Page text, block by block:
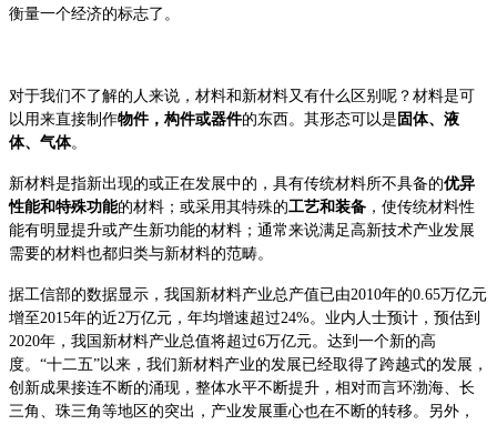
衡量一个经济的标志了。
对于我们不了解的人来说，材料和新材料又有什么区别呢？材料是可
以用来直接制作物件，构件或器件的东西。其形态可以是 固体、液
体、气体。
新材料是指新出现的或正在发展中的，具有传统材料所不具备的优异
性能和特殊功能的材料；或采用其特殊的工艺和装备 ，使传统材料性
能有明显提升或产生新功能的材料；通常来说满足高新技术产业发展
需要的材料也都归类与新材料的范畴。
据工信部的数据显示，我国新材料产业总产值已由2010年的0.65万亿元
增至2015年的近2万亿元，年均增速超过24%。业内人士预计，预估到
2020年，我国新材料产业总值将超过6万亿元。达到一个新的高
度。“十二五”以来，我们新材料产业的发展已经取得了跨越式的发展，
创新成果接连不断的涌现，整体水平不断提升，相对而言环渤海、长
三角、珠三角等地区的突出，产业发展重心也在不断的转移。另外，